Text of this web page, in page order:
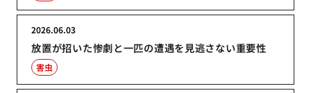
放置が招いた惨劇と一匹の遭遇を見逃さない重要性
2026.06.03
害虫